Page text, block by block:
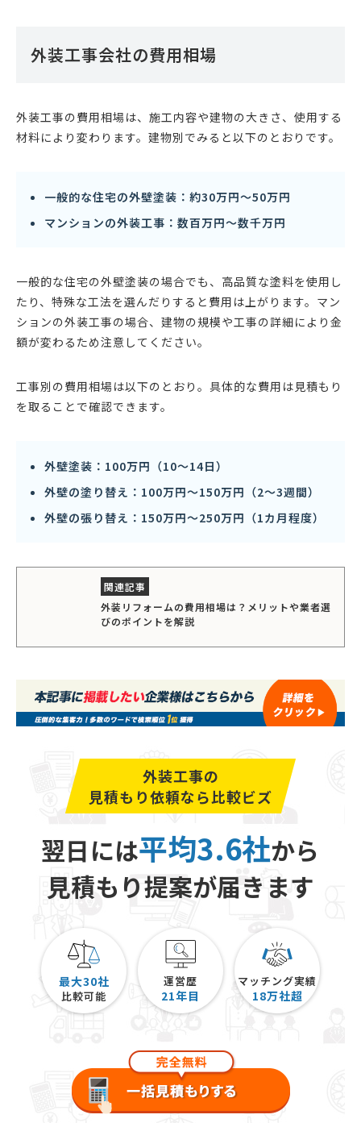
外装工事会社の費用相場
外装工事の費用相場は、施工内容や建物の大きさ、使用する
材料により変わります。建物別でみると以下のとおりです。
一般的な住宅の外壁塗装：約30万円〜50万円
マンションの外装工事：数百万円〜数千万円
一般的な住宅の外壁塗装の場合でも、高品質な塗料を使用し
たり、特殊な工法を選んだりすると費用は上がります。マン
ションの外装工事の場合、建物の規模や工事の詳細により金
額が変わるため注意してください。
工事別の費用相場は以下のとおり。具体的な費用は見積もり
を取ることで確認できます。
外壁塗装：100万円（10〜14日）
外壁の塗り替え：100万円〜150万円（2〜3週間）
外壁の張り替え：150万円〜250万円（1カ月程度）
外装リフォームの費用相場は？メリットや業者選
びのポイントを解説
外装工事の
見積もり依頼なら比較ビズ
翌日には平均3.6社から
見積もり提案が届きます
最大30社
比較可能
運営歴
21年目
マッチング実績
18万社超